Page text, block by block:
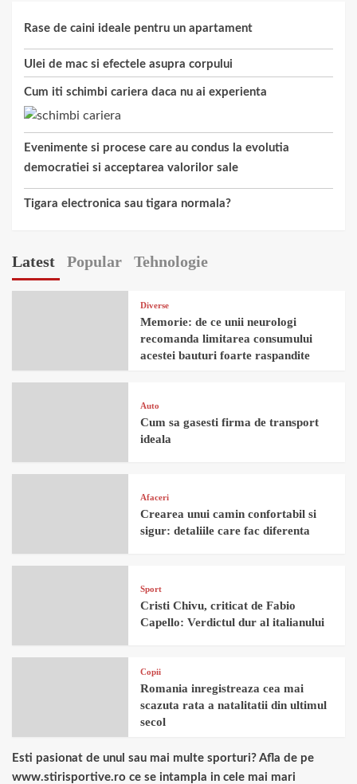
Rase de caini ideale pentru un apartament
Ulei de mac si efectele asupra corpului
Cum iti schimbi cariera daca nu ai experienta
Evenimente si procese care au condus la evolutia
democratiei si acceptarea valorilor sale
Tigara electronica sau tigara normala?
Latest Popular Tehnologie
Diverse
Memorie: de ce unii neurologi
recomanda limitarea consumului
acestei bauturi foarte raspandite
Auto
Cum sa gasesti firma de transport
ideala
Afaceri
Crearea unui camin confortabil si
sigur: detaliile care fac diferenta
Sport
Cristi Chivu, criticat de Fabio
Capello: Verdictul dur al italianului
Copii
Romania inregistreaza cea mai
scazuta rata a natalitatii din ultimul
secol
Esti pasionat de unul sau mai multe sporturi? Afla de pe
www.stirisportive.ro ce se intampla in cele mai mari